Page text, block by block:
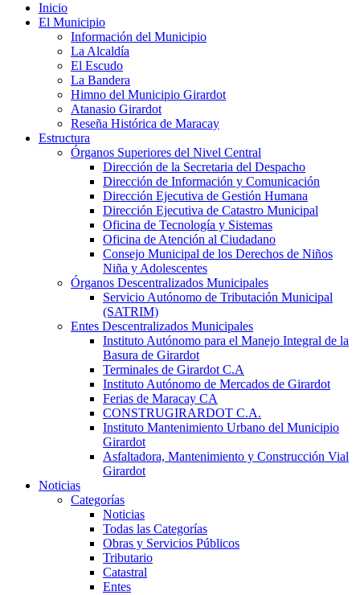
Inicio
El Municipio
Información del Municipio
La Alcaldía
El Escudo
La Bandera
Himno del Municipio Girardot
Atanasio Girardot
Reseña Histórica de Maracay
Estructura
Órganos Superiores del Nivel Central
Dirección de la Secretaria del Despacho
Dirección de Información y Comunicación
Dirección Ejecutiva de Gestión Humana
Dirección Ejecutiva de Catastro Municipal
Oficina de Tecnología y Sistemas
Oficina de Atención al Ciudadano
Consejo Municipal de los Derechos de Niños
Niña y Adolescentes
Órganos Descentralizados Municipales
Servicio Autónomo de Tributación Municipal
(SATRIM)
Entes Descentralizados Municipales
Instituto Autónomo para el Manejo Integral de la
Basura de Girardot
Terminales de Girardot C.A
Instituto Autónomo de Mercados de Girardot
Ferias de Maracay CA
CONSTRUGIRARDOT C.A.
Instituto Mantenimiento Urbano del Municipio
Girardot
Asfaltadora, Mantenimiento y Construcción Vial
Girardot
Noticias
Categorías
Noticias
Todas las Categorías
Obras y Servicios Públicos
Tributario
Catastral
Entes